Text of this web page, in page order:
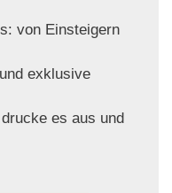
von Einsteigern
exklusive
es aus und